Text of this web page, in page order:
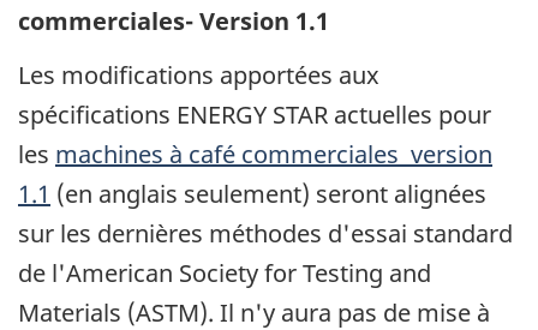
commerciales- Version 1.1
Les modifications apportées aux
spécifications ENERGY STAR actuelles pour
les machines à café commerciales version
1.1 (en anglais seulement) seront alignées
sur les dernières méthodes d'essai standard
de l'American Society for Testing and
Materials (ASTM). Il n'y aura pas de mise à